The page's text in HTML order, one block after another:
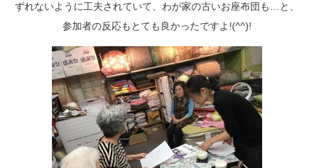
ずれないように工夫されていて、わが家の古いお座布団も…と、
参加者の反応もとても良かったですよ!(^^)!